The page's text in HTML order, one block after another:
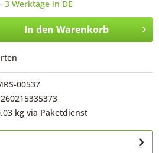
3 Werktage in DE
In den Warenkorb
00537
kg via Paketdienst